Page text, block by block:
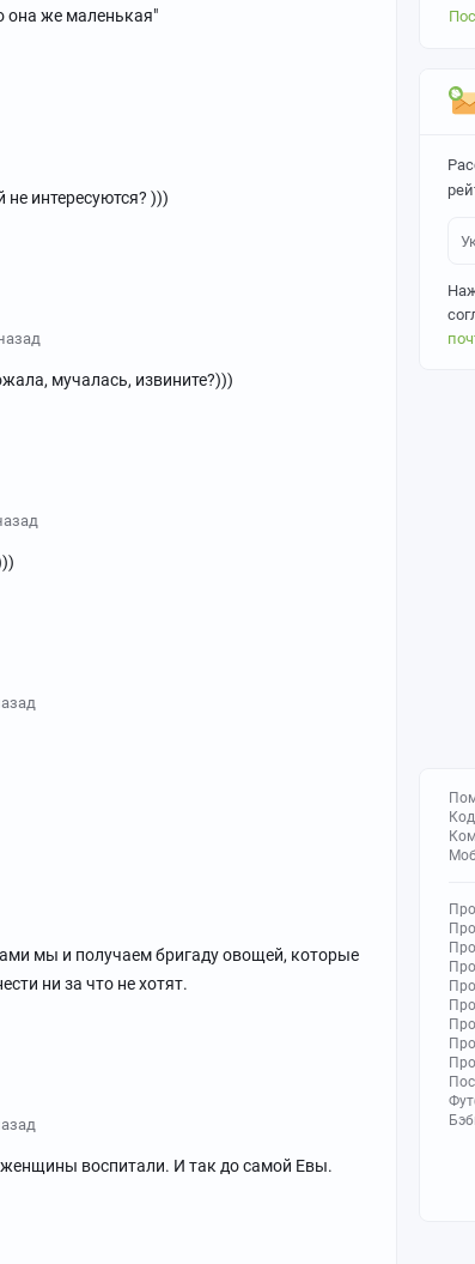
она же маленькая"
интересуются? )))
мучалась, извините?)))
мы и получаем бригаду овощей, которые
ни за что не хотят.
воспитали. И так до самой Евы.